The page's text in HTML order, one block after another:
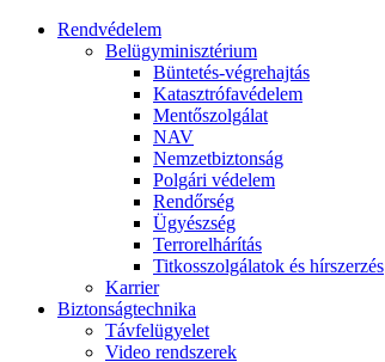
Rendvédelem
Belügyminisztérium
Büntetés-végrehajtás
Katasztrófavédelem
Mentőszolgálat
NAV
Nemzetbiztonság
Polgári védelem
Rendőrség
Ügyészség
Terrorelhárítás
Titkosszolgálatok és hírszerzés
Karrier
Biztonságtechnika
Távfelügyelet
Video rendszerek